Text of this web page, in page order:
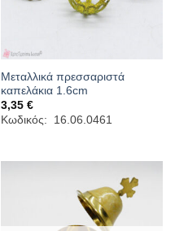
Μεταλλικά πρεσσαριστά
καπελάκια 1.6cm
3,35 €
Κωδικός: 16.06.0461